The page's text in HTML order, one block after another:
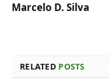
Marcelo D. Silva
RELATED POSTS